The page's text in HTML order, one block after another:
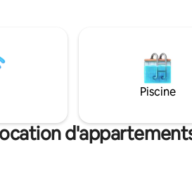
la
Piscine